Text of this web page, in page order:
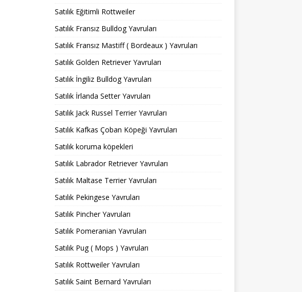
Satılık Eğitimli Rottweiler
Satılık Fransız Bulldog Yavruları
Satılık Fransız Mastiff ( Bordeaux ) Yavruları
Satılık Golden Retriever Yavruları
Satılık İngiliz Bulldog Yavruları
Satılık İrlanda Setter Yavruları
Satılık Jack Russel Terrier Yavruları
Satılık Kafkas Çoban Köpeği Yavruları
Satılık koruma köpekleri
Satılık Labrador Retriever Yavruları
Satılık Maltase Terrier Yavruları
Satılık Pekingese Yavruları
Satılık Pincher Yavruları
Satılık Pomeranian Yavruları
Satılık Pug ( Mops ) Yavruları
Satılık Rottweiler Yavruları
Satılık Saint Bernard Yavruları